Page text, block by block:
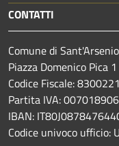
CONTATTI
Comune di Sant'Arsenio
Piazza Domenico Pica
Codice Fiscale:
Partita IVA:
IBAN:
Codice univoco ufficio: